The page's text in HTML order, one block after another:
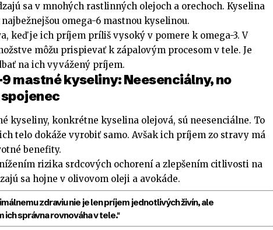
sa v mnohých rastlinných olejoch a orechoch. Kyselina
omega-6 mastnou kyselinou.
keď je ich príjem príliš vysoký v pomere k omega-3. V
môžu prispievať k zápalovým procesom v tele. Je
na ich vyvážený príjem.
9 mastné kyseliny: Neesenciálny, no
kyseliny, konkrétne kyselina olejová, sú neesenciálne. To
telo dokáže vyrobiť samo. Avšak ich príjem zo stravy má
benefity.
rizika srdcových ochorení a zlepšením citlivosti na
sa hojne v olivovom oleji a avokáde.
zdraviu nie je len príjem jednotlivých živín, ale
správna rovnováha v tele."